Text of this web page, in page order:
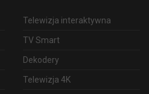
Telewizja interaktywna
TV Smart
Dekodery
Telewizja 4K